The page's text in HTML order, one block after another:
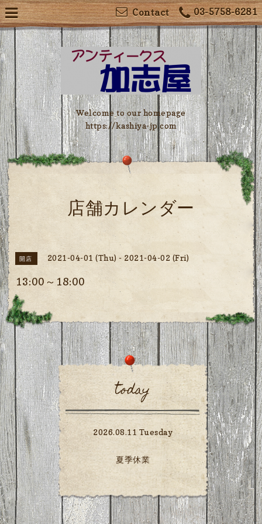
03-5758-6281
Contact
Welcome to our homepage
https://kashiya-jp.com
店舗カレンダー
開店 2021-04-01 (Thu) - 2021-04-02 (Fri)
13:00～18:00
today
2026.08.11 Tuesday
夏季休業